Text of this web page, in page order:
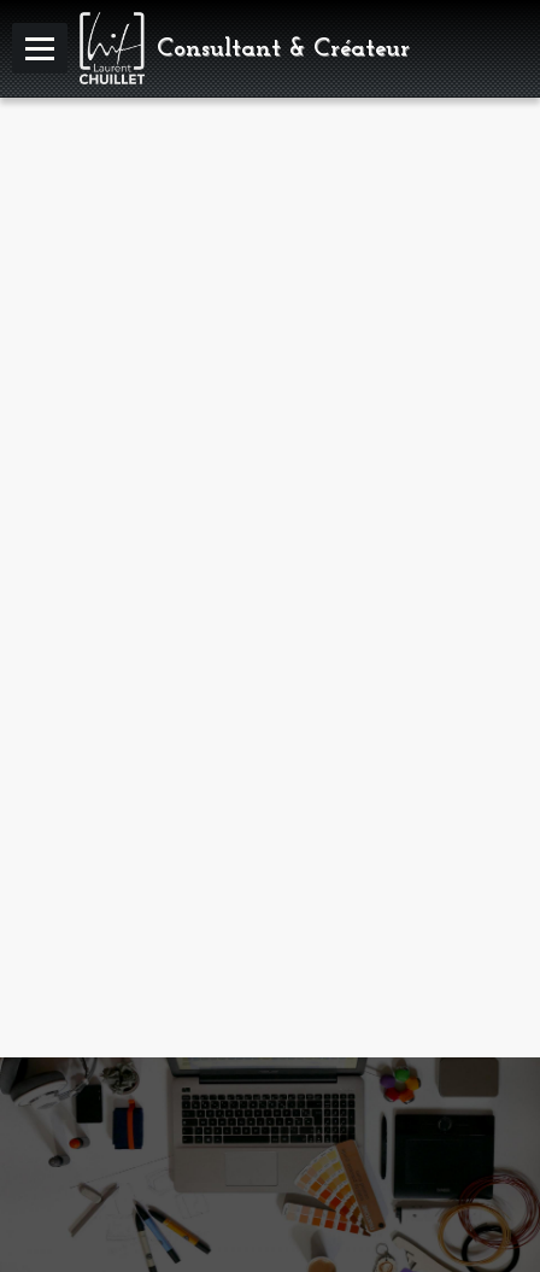
Consultant & Créateur